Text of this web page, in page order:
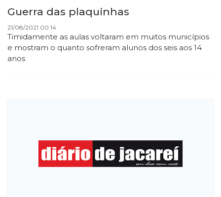
Guerra das plaquinhas
21/08/2021 00:14
Timidamente as aulas voltaram em muitos municípios
e mostram o quanto sofreram alunos dos seis aos 14
anos